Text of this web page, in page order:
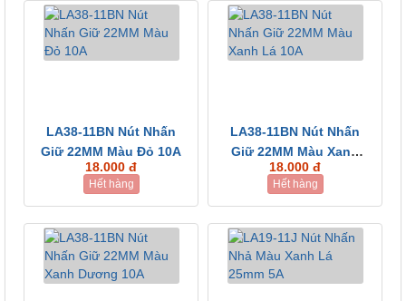
LA38-11BN Nút Nhấn
Giữ 22MM Màu Đỏ 10A
18.000 đ
Hết hàng
LA38-11BN Nút Nhấn
Giữ 22MM Màu Xanh
Lá...
18.000 đ
Hết hàng